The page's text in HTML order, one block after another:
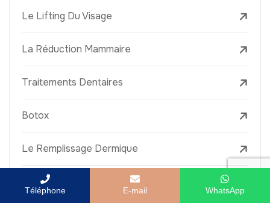
Le Lifting Du Visage
La Réduction Mammaire
Traitements Dentaires
Botox
Le Remplissage Dermique
Détatouage Au Laser
Téléphone E-mail WhatsApp